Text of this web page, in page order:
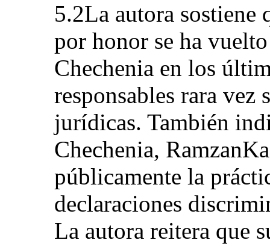
5.2La autora sostiene
por honor se ha
Chechenia en los
responsables rara vez
jurídicas. También
Chechenia,
públicamente la
declaraciones
La autora reitera que